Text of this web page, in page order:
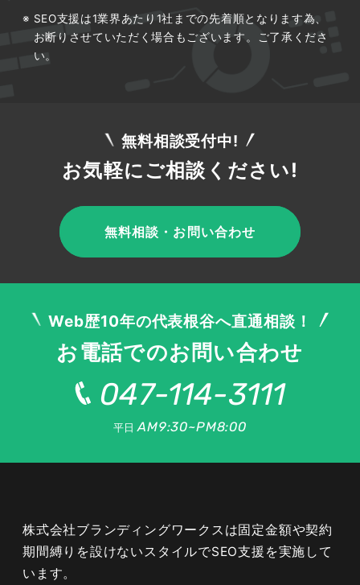
SEO支援は1業界あたり1社までの先着順となります為、
お断りさせていただく場合もございます。ご了承くださ
い。
無料相談受付中!
お気軽にご相談ください!
無料相談・お問い合わせ
Web歴10年の代表根谷へ直通相談！
お電話でのお問い合わせ
047-114-3111
平日AM9:30~PM8:00
株式会社ブランディングワークスは固定金額や契約
期間縛りを設けないスタイルでSEO支援を実施して
います。